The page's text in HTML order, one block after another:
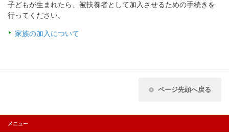
子どもが生まれたら、被扶養者として加入させるための手続きを
行ってください。
家族の加入について
ページ先頭へ戻る
メニュー